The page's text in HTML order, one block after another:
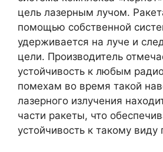
цель лазерным лучом.
помощью собственной
удерживается на луче и
цели. Производитель
устойчивость к любым
помехам во время такой
лазерного излучения
части ракеты, что
устойчивость к такому виду